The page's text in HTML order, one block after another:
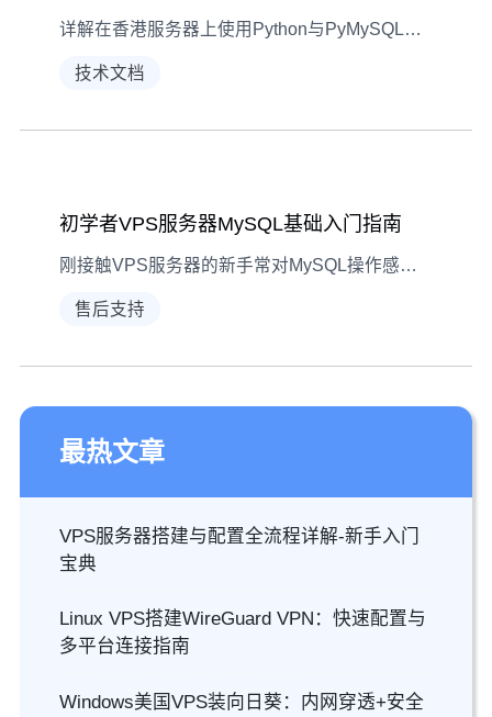
详解在香港服务器上使用Python与PyMySQL库，通过API从MySQL 8.0数据库导出数据到CSV文件的全流程，涵盖准备工作、操作步骤及常见问题规避
技术文档
初学者VPS服务器MySQL基础入门指南
刚接触VPS服务器的新手常对MySQL操作感到困惑？本文从安装到基础操作全面解析，帮你快速掌握数据库管理核心技能。
售后支持
最热文章
VPS服务器搭建与配置全流程详解-新手入门
宝典
Linux VPS搭建WireGuard VPN：快速配置与
多平台连接指南
Windows美国VPS装向日葵：内网穿透+安全